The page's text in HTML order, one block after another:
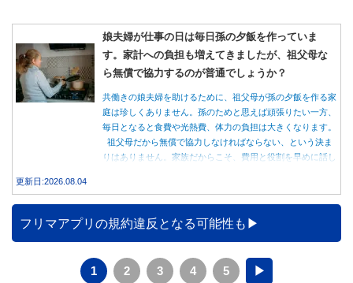
娘夫婦が仕事の日は毎日孫の夕飯を作っていま
す。家計への負担も増えてきましたが、祖父母な
ら無償で協力するのが普通でしょうか？
共働きの娘夫婦を助けるために、祖父母が孫の夕飯を作る家
庭は珍しくありません。孫のためと思えば頑張りたい一方、
毎日となると食費や光熱費、体力の負担は大きくなります。
祖父母だから無償で協力しなければならない、という決ま
りはありません。家族だからこそ、費用と役割を早めに話し
更新日:2026.08.04
フリマアプリの規約違反となる可能性も
1 2 3 4 5 ▶